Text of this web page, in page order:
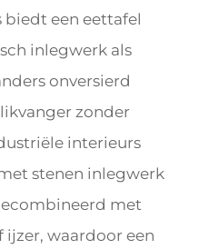
een eettafel
inlegwerk als
onversierd
zonder
interieurs
stenen inlegwerk
met
ijzer, waardoor een